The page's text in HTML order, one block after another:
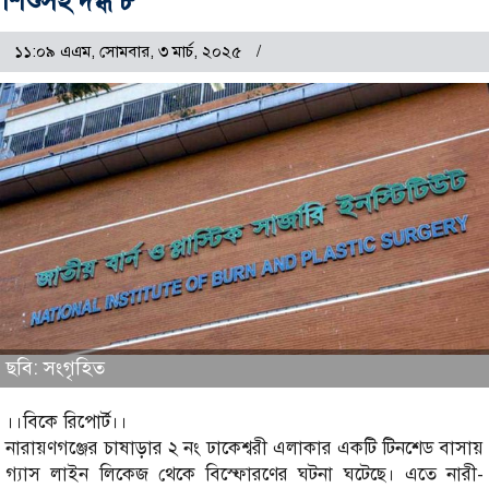
১১:০৯ এএম, সোমবার, ৩ মার্চ, ২০২৫
ছবি: সংগৃহিত
।।বিকে রিপোর্ট।।
নারায়ণগঞ্জের চাষাড়ার ২ নং ঢাকেশ্বরী এলাকার একটি টিনশেড বাসায়
গ্যাস লাইন লিকেজ থেকে বিস্ফোরণের ঘটনা ঘটেছে। এতে নারী-